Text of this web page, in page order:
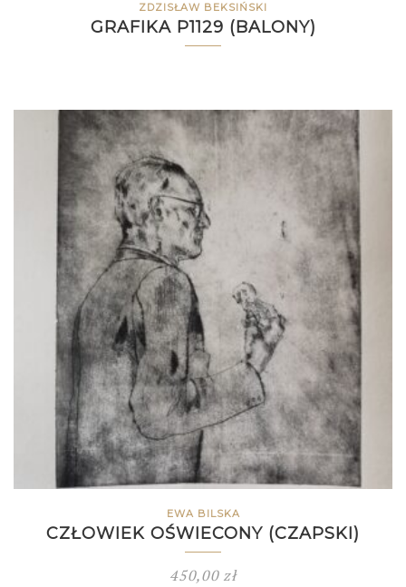
ZDZISŁAW BEKSIŃSKI
GRAFIKA P1129 (BALONY)
EWA BILSKA
CZŁOWIEK OŚWIECONY (CZAPSKI)
450,00 zł